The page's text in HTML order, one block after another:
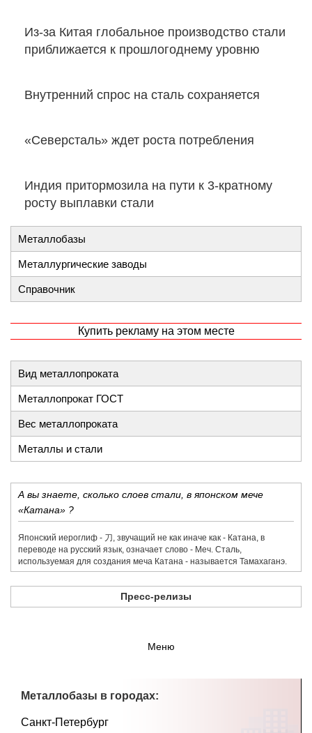
Из-за Китая глобальное производство стали
приближается к прошлогоднему уровню
Внутренний спрос на сталь сохраняется
«Северсталь» ждет роста потребления
Индия притормозила на пути к 3-кратному
росту выплавки стали
Металлобазы
Металлургические заводы
Справочник
Купить рекламу на этом месте
Вид металлопроката
Металлопрокат ГОСТ
Вес металлопроката
Металлы и стали
А вы знаете, сколько слоев стали, в японском мече
«Катана» ?
Японский иероглиф - 刀,​ звучащий не как иначе как - Катана, в
переводе на русский язык, означает слово - Меч. Сталь,
используемая для создания меча Катана - называется Тамахаганэ.
Пресс-релизы
Меню
Металлобазы в городах:
Санкт-Петербург